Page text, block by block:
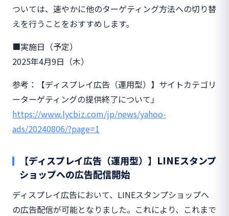
ついては、速やかに他のターゲティング方法への切り替
えを行うことをおすすめします。
■実施日（予定）
2025年4月9日（木）
参考：【ディスプレイ広告（運用型）】サイトカテゴリ
ーターゲティングの提供終了について」
https://www.lycbiz.com/jp/news/yahoo-
ads/20240806/?page=1
【ディスプレイ広告（運用型）】LINEスタンプ
ショップへの広告配信開始
ディスプレイ広告において、LINEスタンプショップへ
の広告配信が可能となりました。これにより、これまで